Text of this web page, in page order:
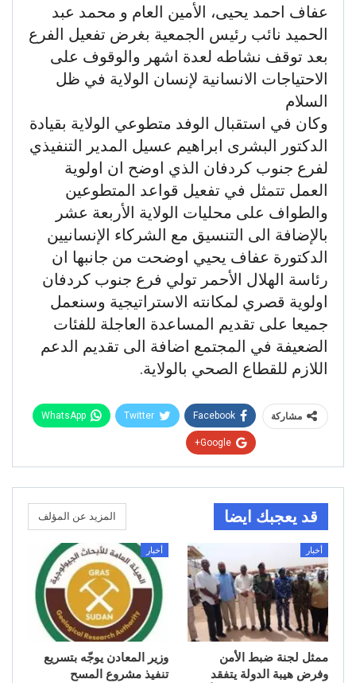
عفاف احمد يحيى، الأمين العام و محمد عبد
الحميد نائب رئيس الجمعية بغرض تفعيل الفرع
بعد توقف نشاطه لعدة اشهر والوقوف على
الاحتياجات الانسانية لإنسان الولاية في ظل
السلام
وكان في استقبال الوفد متطوعي الولاية بقيادة
الدكتور البشرى ابراهيم عسيل المدير التنفيذي
لفرع جنوب كردفان الذي اوضح ان اولوية
العمل تتمثل في تفعيل قواعد المتطوعين
والطواف على محليات الولاية الأربعة عشر
بالإضافة الى التنسيق مع الشركاء الإنسانيين
الدكتورة عفاف يحيي اوضحت من جانبها ان
رئاسة الهلال الأحمر تولي فرع جنوب كردفان
اولوية قصري لمكانته الاستراتيجية وسنعمل
جميعا على تقديم المساعدة العاجلة للفئات
الضعيفة في المجتمع اضافة الى تقديم الدعم
اللازم للقطاع الصحي بالولاية.
مشاركة Facebook
Twitter
WhatsApp
Google+
قد يعجبك ايضا المزيد عن المؤلف
أخبار
ممثل لجنة ضبط الأمن
وفرض هيبة الدولة يتفقد
أخبار
وزير المعادن يوجّه بتسريع
تنفيذ مشروع المسح